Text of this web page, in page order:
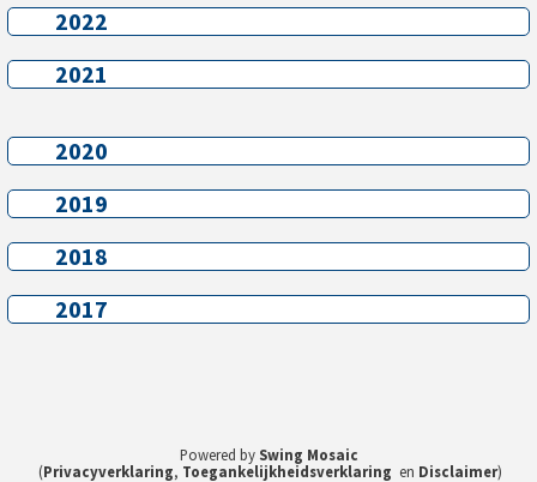
2022
2022
2021
2021
2020
2020
2019
2019
2018
2018
2017
2017
Powered by Swing Mosaic
(Privacyverklaring, Toegankelijkheidsverklaring en Disclaimer)